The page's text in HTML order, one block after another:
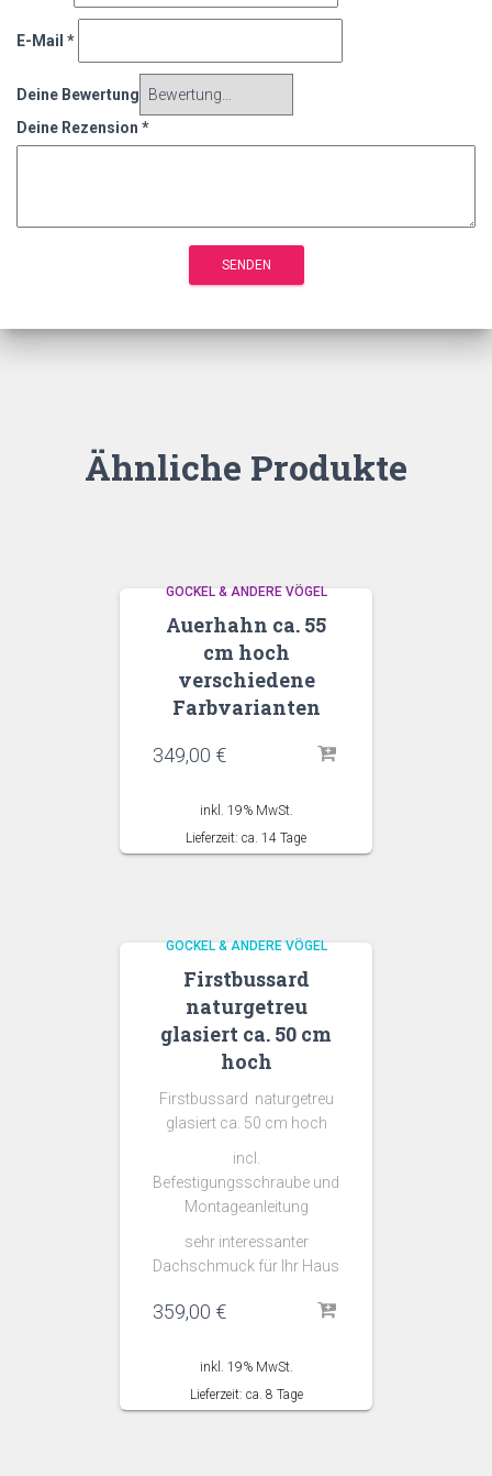
E-Mail *
Deine Bewertung
Deine Rezension *
Ähnliche Produkte
GOCKEL & ANDERE VÖGEL
Auerhahn ca. 55
cm hoch
verschiedene
Farbvarianten
349,00 €
inkl. 19% MwSt.
Lieferzeit: ca. 14 Tage
GOCKEL & ANDERE VÖGEL
Firstbussard
naturgetreu
glasiert ca. 50 cm
hoch
Firstbussard naturgetreu
glasiert ca. 50 cm hoch
incl.
Befestigungsschraube und
Montageanleitung
sehr interessanter
Dachschmuck für Ihr Haus
359,00 €
inkl. 19% MwSt.
Lieferzeit: ca. 8 Tage